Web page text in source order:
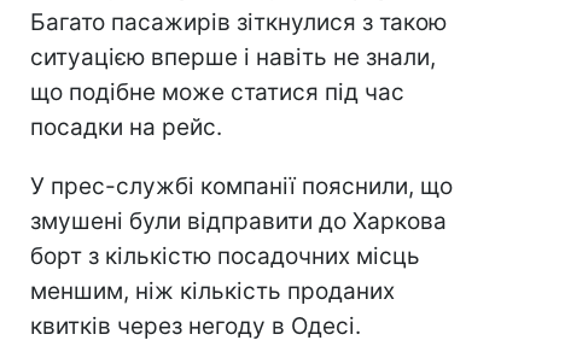
Багато пасажирів зіткнулися з такою
ситуацією вперше і навіть не знали,
що подібне може статися під час
посадки на рейс.
У прес-службі компанії пояснили, що
змушені були відправити до Харкова
борт з кількістю посадочних місць
меншим, ніж кількість проданих
квитків через негоду в Одесі.